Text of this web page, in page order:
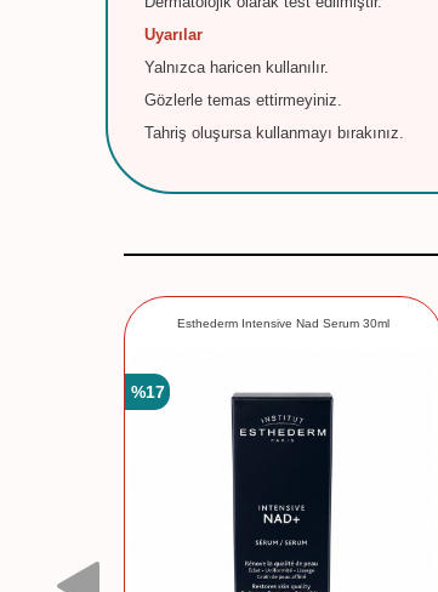
Uyarılar
Yalnızca haricen kullanılır.
Gözlerle temas ettirmeyiniz.
Tahriş oluşursa kullanmayı bırakınız.
Esthederm Intensive Nad Serum 30ml
%17